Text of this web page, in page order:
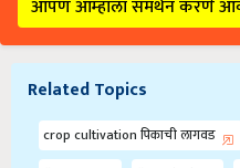
आपण आम्हाला समर्थन करणे
Related Topics
crop cultivation पिकाची लागवड